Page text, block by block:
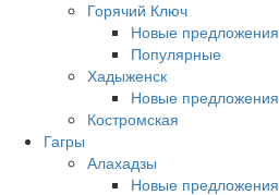
Горячий Ключ
Новые предложения
Популярные
Хадыженск
Новые предложения
Костромская
Гагры
Алахадзы
Новые предложения